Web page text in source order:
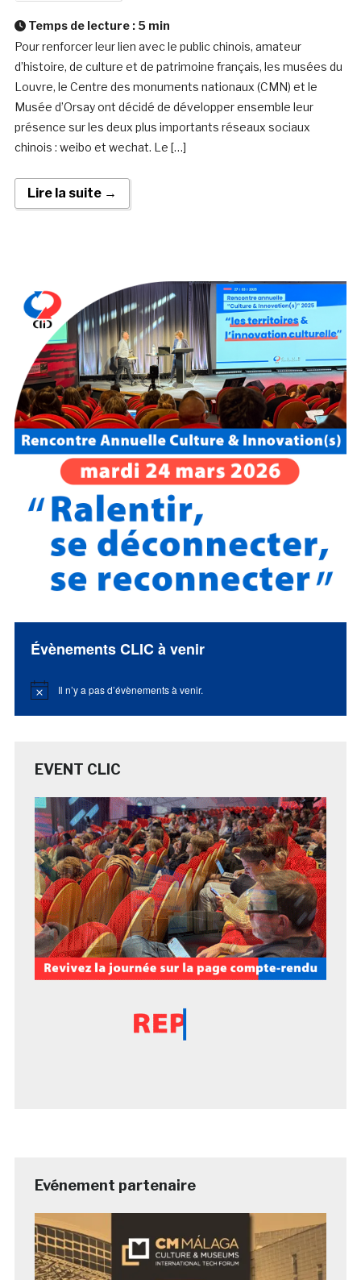
Temps de lecture : 5 min
Pour renforcer leur lien avec le public chinois, amateur
d’histoire, de culture et de patrimoine français, les musées du
Louvre, le Centre des monuments nationaux (CMN) et le
Musée d’Orsay ont décidé de développer ensemble leur
présence sur les deux plus importants réseaux sociaux
chinois : weibo et wechat. Le […]
Lire la suite →
Évènements CLIC à venir
Notice Il n’y a pas d’évènements à venir.
EVENT CLIC
Evénement partenaire